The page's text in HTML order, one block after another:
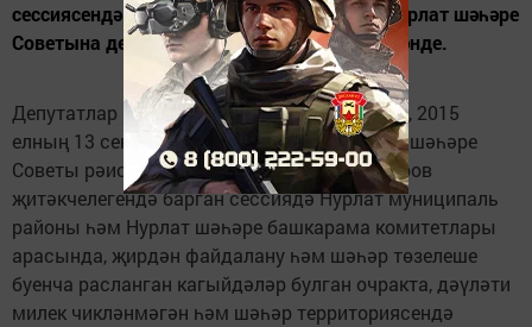
сессиясендә Нурлат муниципаль районы Нурлат шәһәре
Советына депутатлар сайлау срогы билгеләнде.
Депутатлар аны тиешле законнарга таянып, 2015
елның 13 сентябре дип хәл иттеләр. Нурлат шәһәре
Советы рәисе, район башлыгы Равил Кузюров
җитәкчелегендә барган сессиядә Нурлат муниципаль
районы һәм Нурлат шәһәре башкарама комитетлары
арасында, җирдән файдалану һәм шәһәр төзелеше
буенча расланган кагыйдәләр булган очракта, дәүләти
милек чикләнмәгән һәм шәһәр территориясендә